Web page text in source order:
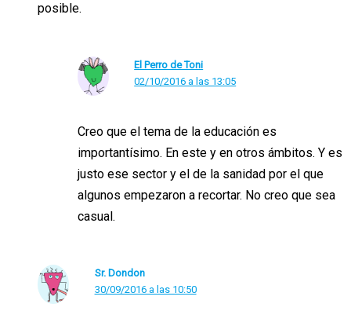
posible.
El Perro de Toni
02/10/2016 a las 13:05
Creo que el tema de la educación es
importantísimo. En este y en otros ámbitos. Y es
justo ese sector y el de la sanidad por el que
algunos empezaron a recortar. No creo que sea
casual.
Sr. Dondon
30/09/2016 a las 10:50